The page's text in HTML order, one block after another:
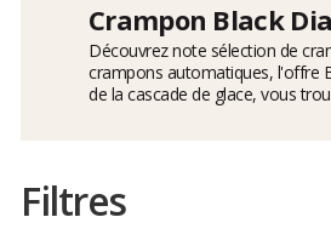
Crampon Black
Découvrez note sélection de
crampons automatiques, l'offre
de la cascade de glace, vous
Filtres